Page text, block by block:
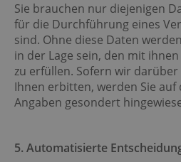
Sie brauchen nur diejenigen
für die Durchführung eines
sind. Ohne diese Daten
in der Lage sein, den mit
zu erfüllen. Sofern wir
Ihnen erbitten, werden Sie auf
Angaben gesondert
5. Automatisierte